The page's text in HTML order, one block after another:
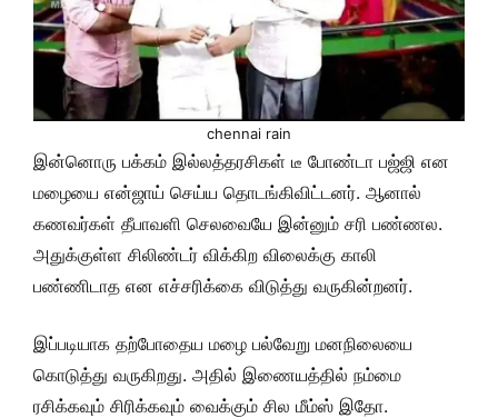
chennai rain
இன்னொரு பக்கம் இல்லத்தரசிகள் டீ போண்டா பஜ்ஜி என
மழையை என்ஜாய் செய்ய தொடங்கிவிட்டனர். ஆனால்
கணவர்கள் தீபாவளி செலவையே இன்னும் சரி பண்ணல.
அதுக்குள்ள சிலிண்டர் விக்கிற விலைக்கு காலி
பண்ணிடாத என எச்சரிக்கை விடுத்து வருகின்றனர்.
இப்படியாக தற்போதைய மழை பல்வேறு மனநிலையை
கொடுத்து வருகிறது. அதில் இணையத்தில் நம்மை
ரசிக்கவும் சிரிக்கவும் வைக்கும் சில மீம்ஸ் இதோ.